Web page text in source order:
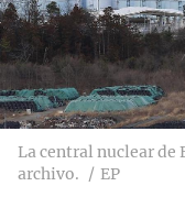
La central nuclear de
archivo.
EP